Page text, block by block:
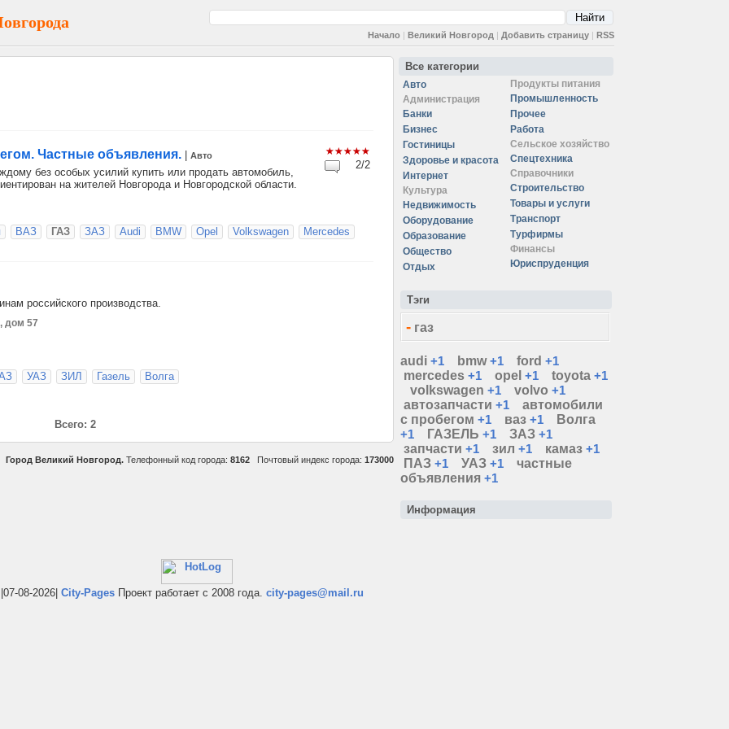
Начало | Великий Новгород | Добавить страницу | RSS
2/2
Частные объявления. Авто
без особых усилий купить или продать автомобиль,
на жителей Новгорода и Новгородской области.
ВАЗ ГАЗ ЗАЗ Audi BMW Opel Volkswagen
Mercedes
российского производства.
дом 57
УАЗ ЗИЛ Газель Волга
Всего: 2
Город Великий Новгород. Телефонный код города: 8162 Почтовый индекс города: 173000
Все категории
Авто
Администрация
Банки
Бизнес
Гостиницы
Здоровье и красота
Интернет
Культура
Недвижимость
Оборудование
Образование
Общество
Отдых
Продукты питания
Промышленность
Прочее
Работа
Сельское хозяйство
Спецтехника
Справочники
Строительство
Товары и услуги
Транспорт
Турфирмы
Финансы
Юриспруденция
Тэги
- газ
audi +1 bmw +1 ford +1
mercedes +1 opel +1 toyota +1
volkswagen +1 volvo +1
автозапчасти +1
автомобили
с пробегом +1 ваз +1
Волга
+1
ГАЗЕЛЬ +1 ЗАЗ +1
запчасти +1 зил +1 камаз +1
ПАЗ +1 УАЗ +1
частные
объявления +1
Информация
|07-08-2026| City-Pages Проект работает с 2008 года. city-pages@mail.ru